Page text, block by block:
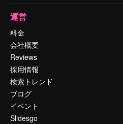
運営
料金
会社概要
Reviews
採用情報
検索トレンド
ブログ
イベント
Slidesgo